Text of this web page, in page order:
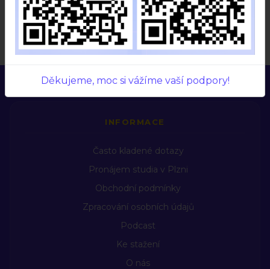
Načítám diskuzi…
INFORMACE
Často kladené dotazy
Pronájem studia v Plzni
Obchodní podmínky
Zpracování osobních údajů
Podcast
Ke stažení
O nás
Děkujeme, moc si vážíme vaší podpory!